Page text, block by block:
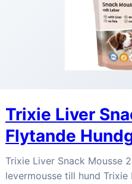
Trixie Liver
Flytande
Trixie Liver Snack Mousse
levermousse till hund Trixie